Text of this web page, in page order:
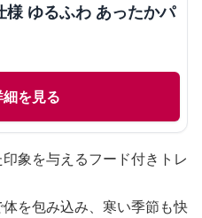
様 ゆるふわ あったかパ
を見る
象を与えるフード付きトレ
を包み込み、寒い季節も快